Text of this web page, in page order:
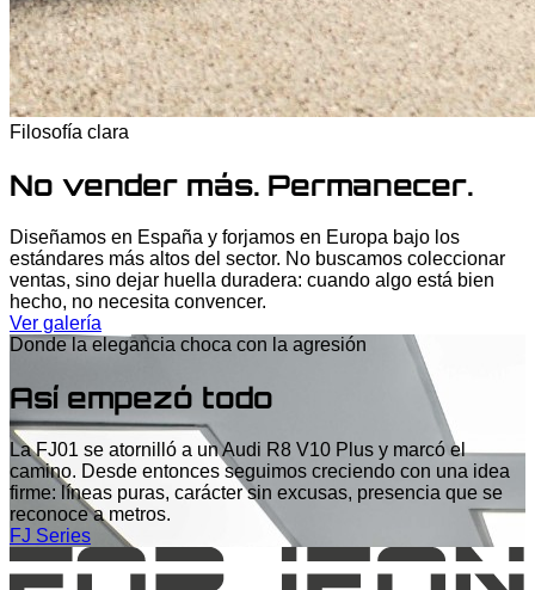
Filosofía clara
No vender más. Permanecer.
Diseñamos en España y forjamos en Europa bajo los
estándares más altos del sector. No buscamos coleccionar
ventas, sino dejar huella duradera: cuando algo está bien
hecho, no necesita convencer.
Ver galería
Donde la elegancia choca con la agresión
Así empezó todo
La FJ01 se atornilló a un Audi R8 V10 Plus y marcó el
camino. Desde entonces seguimos creciendo con una idea
firme: líneas puras, carácter sin excusas, presencia que se
reconoce a metros.
FJ Series